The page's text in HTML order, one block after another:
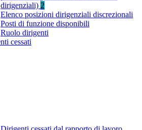
dirigenziali) 2
Elenco posizioni dirigenziali discrezionali
Posti di funzione disponibili
Ruolo dirigenti
cessati